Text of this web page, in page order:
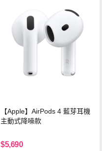
【Apple】AirPods 4 藍芽耳機
主動式降噪款
$5,690